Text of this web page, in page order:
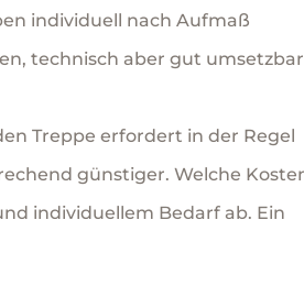
individuell nach Aufmaß
technisch aber gut
Treppe erfordert in der Regel
günstiger. Welche
individuellem Bedarf ab. Ein